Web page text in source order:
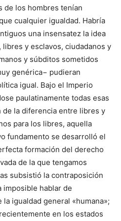
de los hombres tenían
cualquier igualdad. Habría
una insensatez la idea
y esclavos, ciudadanos y
y súbditos sometidos
genérica− pudieran
igual. Bajo el Imperio
paulatinamente todas esas
la diferencia entre libres y
para los libres, aquella
fundamento se desarrolló el
formación del derecho
de la que tengamos
subsistió la contraposición
imposible hablar de
igualdad general «humana»;
en los estados